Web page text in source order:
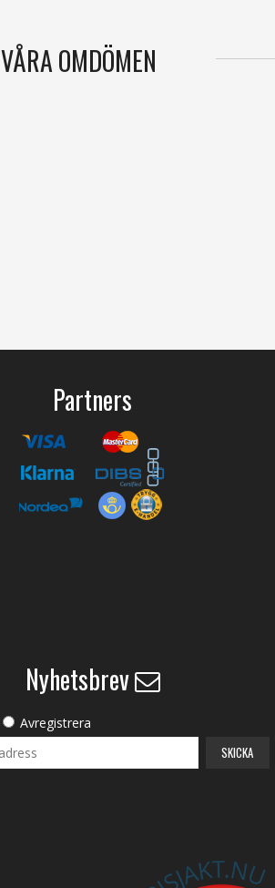
VÅRA OMDÖMEN
Partners
Nyhetsbrev
Avregistrera
SKICKA